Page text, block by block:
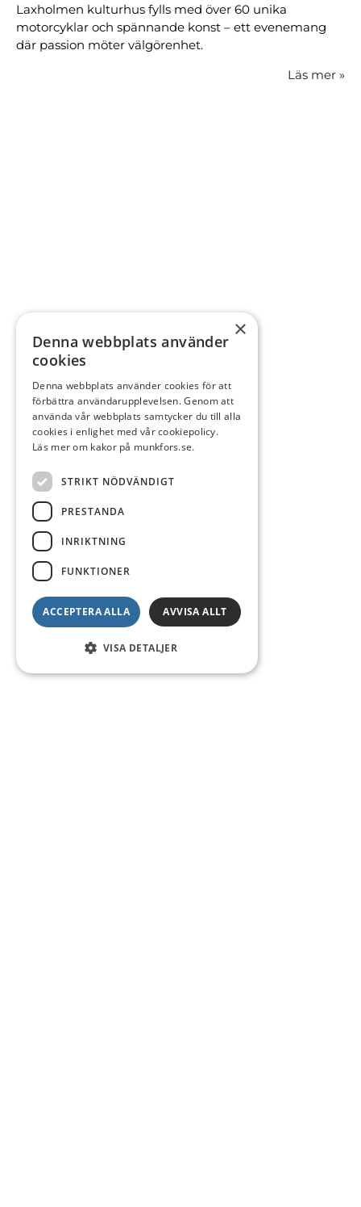
Laxholmen kulturhus fylls med över 60 unika
motorcyklar och spännande konst – ett evenemang
där passion möter välgörenhet.
Läs mer »
×
Denna webbplats använder
cookies
Denna webbplats använder cookies för att
förbättra användarupplevelsen. Genom att
använda vår webbplats samtycker du till alla
cookies i enlighet med vår cookiepolicy.
Läs mer om kakor på munkfors.se.
STRIKT NÖDVÄNDIGT
PRESTANDA
INRIKTNING
FUNKTIONER
ACCEPTERA ALLA AVVISA ALLT
VISA DETALJER